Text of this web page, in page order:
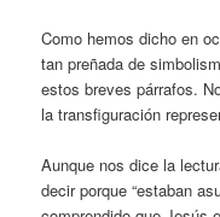
Como hemos dicho en
tan preñada de
estos breves párrafos.
la transfiguración
Aunque nos dice la
decir porque “estaban